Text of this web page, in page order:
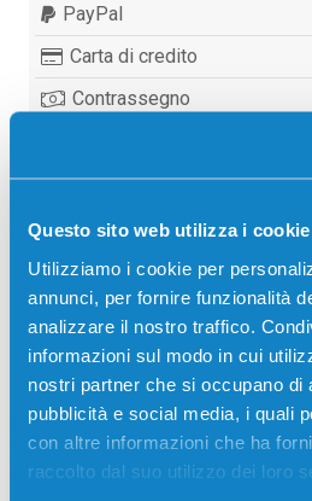
Questo sito web utilizza i cookie
Utilizziamo i cookie per
annunci, per fornire funzionalità
analizzare il nostro traffico.
informazioni sul modo in cui
nostri partner che si occupano di
pubblicità e social media, i quali
con altre informazioni che ha
raccolto dal suo utilizzo dei loro
PayPal
Carta di credito
Contrassegno
Fusore originale Sharp
pagine per Stampanti: Sharp
AR6020D, Sharp AR6020N